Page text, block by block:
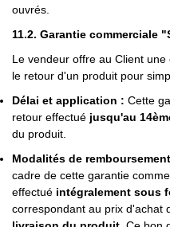
ouvrés.
11.2. Garantie commerciale
Le vendeur offre au Client
le retour d'un produit pour
Délai et application : Cette
retour effectué jusqu'au
du produit.
Modalités de
cadre de cette garantie
effectué intégralement sous
correspondant au prix d'achat